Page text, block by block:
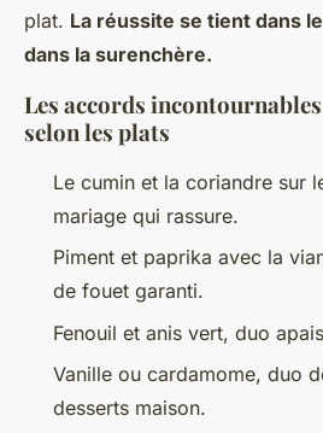
plat. La réussite se tient dans
dans la surenchère.
Les accords
selon les plats
Le cumin et la coriandre sur
mariage qui rassure.
Piment et paprika avec la
de fouet garanti.
Fenouil et anis vert, duo
Vanille ou cardamome, duo
desserts maison.